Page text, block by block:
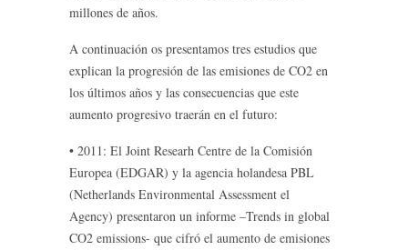
millones de años.
A continuación os presentamos tres estudios que
explican la progresión de las emisiones de CO2 en
los últimos años y las consecuencias que este
aumento progresivo traerán en el futuro:
• 2011: El Joint Researh Centre de la Comisión
Europea (EDGAR) y la agencia holandesa PBL
(Netherlands Environmental Assessment el
Agency) presentaron un informe –Trends in global
CO2 emissions- que cifró el aumento de emisiones